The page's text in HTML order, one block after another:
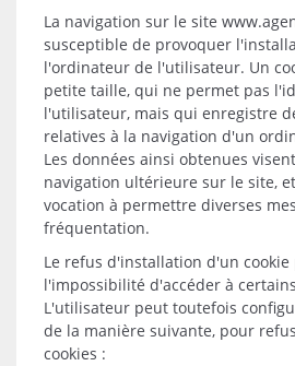
La navigation sur le site
susceptible de provoquer
l'ordinateur de l'utilisateur. Un
petite taille, qui ne permet pas
l'utilisateur, mais qui enregistre
relatives à la navigation d'un
Les données ainsi obtenues
navigation ultérieure sur le site,
vocation à permettre diverses
fréquentation.
Le refus d'installation d'un
l'impossibilité d'accéder à
L'utilisateur peut toutefois
de la manière suivante, pour
cookies :